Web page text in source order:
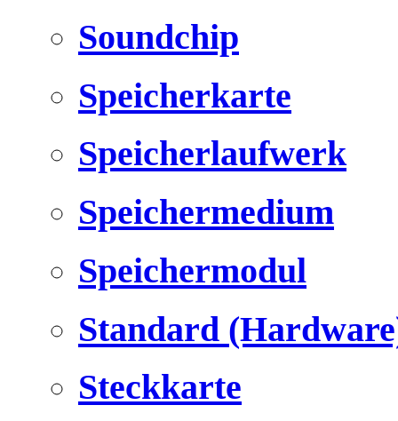
Soundchip
Speicherkarte
Speicherlaufwerk
Speichermedium
Speichermodul
Standard
Steckkarte